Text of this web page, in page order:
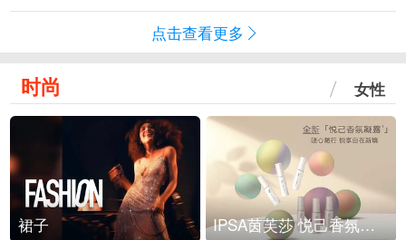
点击查看更多
时尚 女性
裙子 IPSA茵芙莎 悦己香氛凝露上市